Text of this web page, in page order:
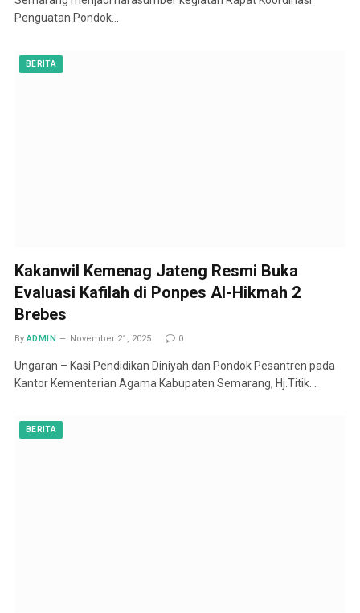
Penguatan Pondok…
BERITA
Kakanwil Kemenag Jateng Resmi Buka
Evaluasi Kafilah di Ponpes Al-Hikmah 2
Brebes
By ADMIN November 21, 2025 0
Ungaran – Kasi Pendidikan Diniyah dan Pondok Pesantren pada
Kantor Kementerian Agama Kabupaten Semarang, Hj.Titik…
BERITA